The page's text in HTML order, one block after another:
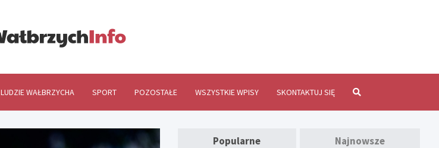
LUDZIE WAŁBRZYCHA SPORT POZOSTAŁE WSZYSTKIE WPISY SKONTAKTUJ SIĘ
Popularne Najnowsze